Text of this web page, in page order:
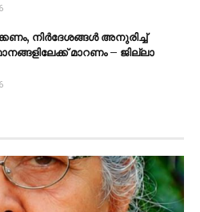
നിര്‍ദേശങ്ങള്‍ അനുരിച്ച്
മാറണം – ജില്ലാ